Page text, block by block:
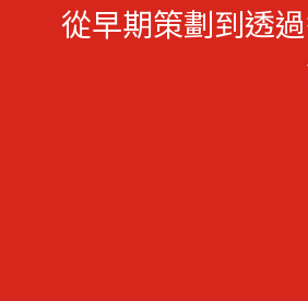
從早期策劃到透